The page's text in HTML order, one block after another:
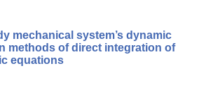
mechanical system’s dynamic
methods of direct integration of
equations